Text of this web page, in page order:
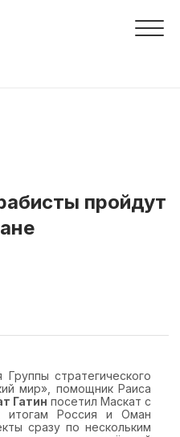
пройдут
стратегического
мир», помощник Раиса
Гатин посетил Маскат с
итогам Россия и Оман
сразу по нескольким